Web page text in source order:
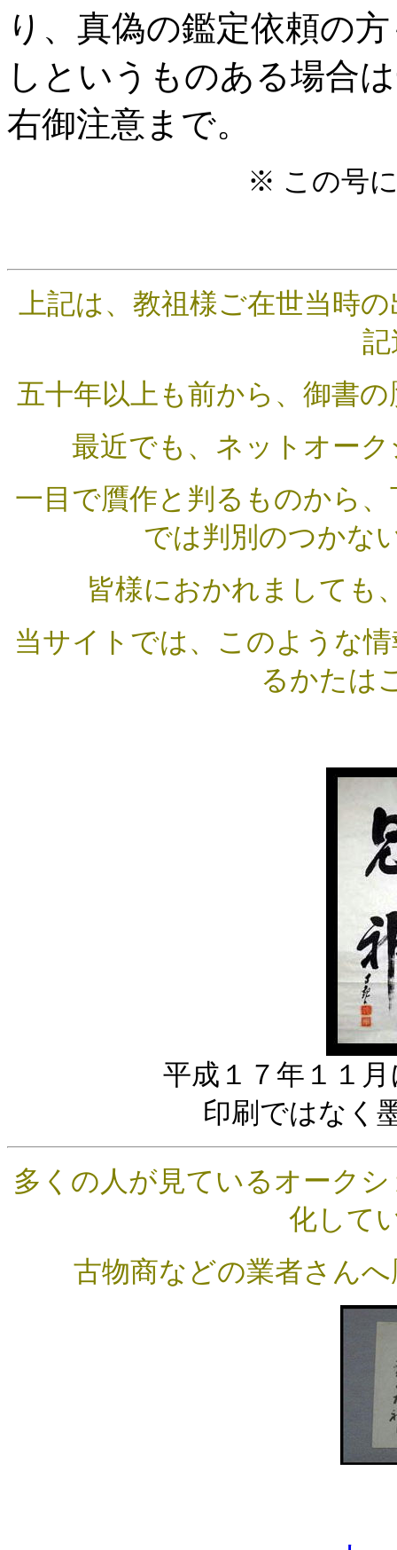
り、真偽の鑑定依頼の
しというものある場合
右御注意まで。
※ この号
上記は、教祖様ご在世当時
五十年以上も前から、御書
最近でも、ネットオー
一目で贋作と判るものから
では判別のつかな
皆様におかれましても
当サイトでは、このような
るかたは
平成１７年１１
印刷ではなく
多くの人が見ているオーク
化して
古物商などの業者さん